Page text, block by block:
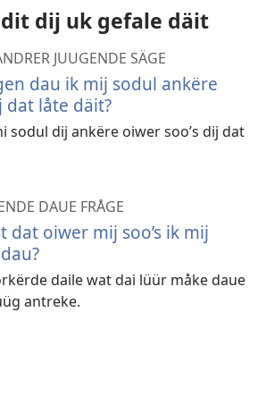
dij uk gefale däit
JUUGENDE SÄGE
dau ik mij sodul ankëre
dat låte däit?
sodul dij ankëre oiwer soo’s dij dat
DAUE FRÅGE
dat oiwer mij soo’s ik mij
daile wat dai lüür måke daue
antreke.